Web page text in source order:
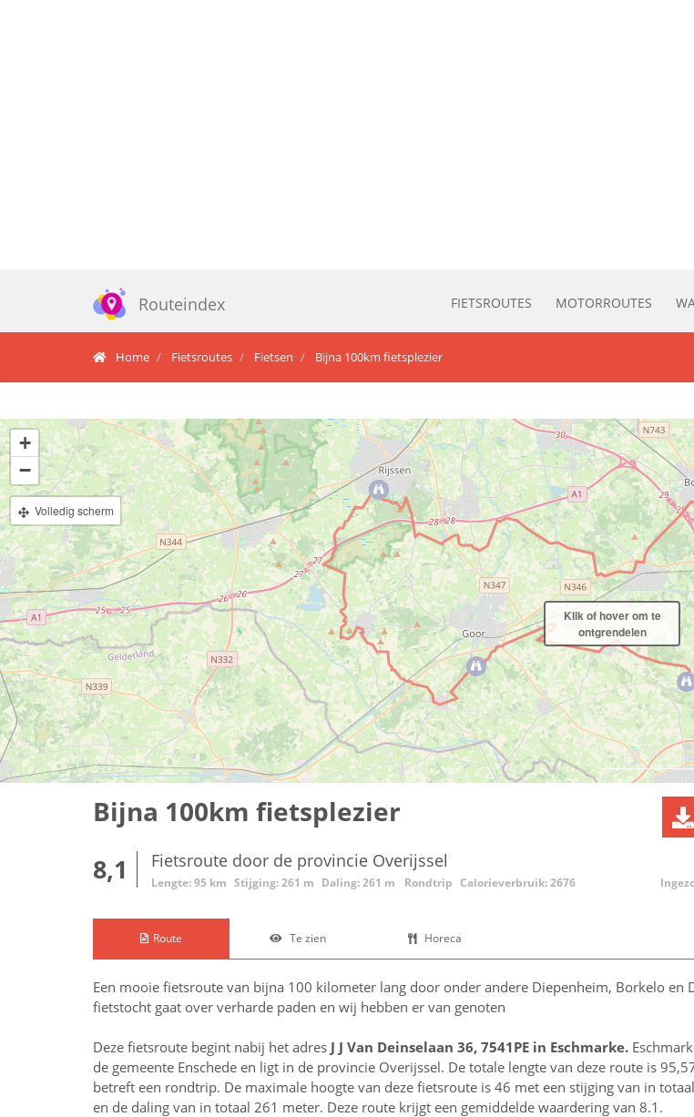
Routeindex FIETSROUTES MOTORROUTES
Home Fietsroutes Fietsen Bijna 100km fietsplezier
+
−
Volledig scherm
Klik of hover om te
ontgrendelen
Bijna 100km fietsplezier
8,1 Fietsroute door de provincie Overijssel
Lengte: 95 km Stijging: 261 m Daling: 261 m Rondtrip Calorieverbruik: 2676
Route Te zien Horeca
Een mooie fietsroute van bijna 100 kilometer lang door onder andere Diepenheim, Borkelo en
fietstocht gaat over verharde paden en wij hebben er van genoten
Deze fietsroute begint nabij het adres J J Van Deinselaan 36, 7541PE in Eschmarke.
de gemeente Enschede en ligt in de provincie Overijssel. De totale lengte van deze route is
betreft een rondtrip. De maximale hoogte van deze fietsroute is 46 met een stijging van in
en de daling van in totaal 261 meter. Deze route krijgt een gemiddelde waardering van 8.1.